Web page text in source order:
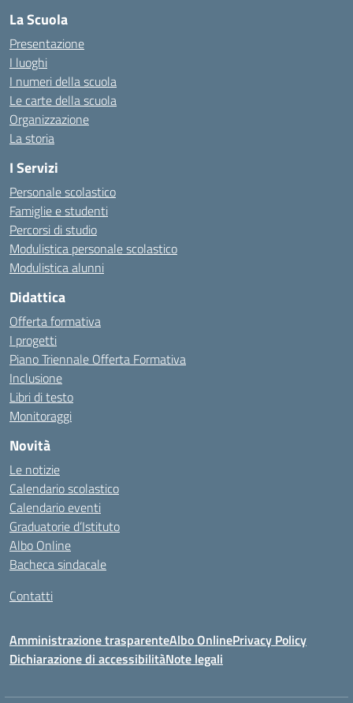
La Scuola
Presentazione
I luoghi
I numeri della scuola
Le carte della scuola
Organizzazione
La storia
I Servizi
Personale scolastico
Famiglie e studenti
Percorsi di studio
Modulistica personale scolastico
Modulistica alunni
Didattica
Offerta formativa
I progetti
Piano Triennale Offerta Formativa
Inclusione
Libri di testo
Monitoraggi
Novità
Le notizie
Calendario scolastico
Calendario eventi
Graduatorie d’Istituto
Albo Online
Bacheca sindacale
Contatti
Amministrazione trasparenteAlbo OnlinePrivacy Policy
Dichiarazione di accessibilitàNote legali